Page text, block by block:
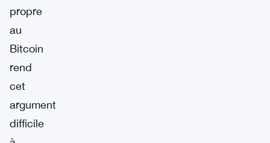
propre
au
Bitcoin
rend
cet
argument
difficile